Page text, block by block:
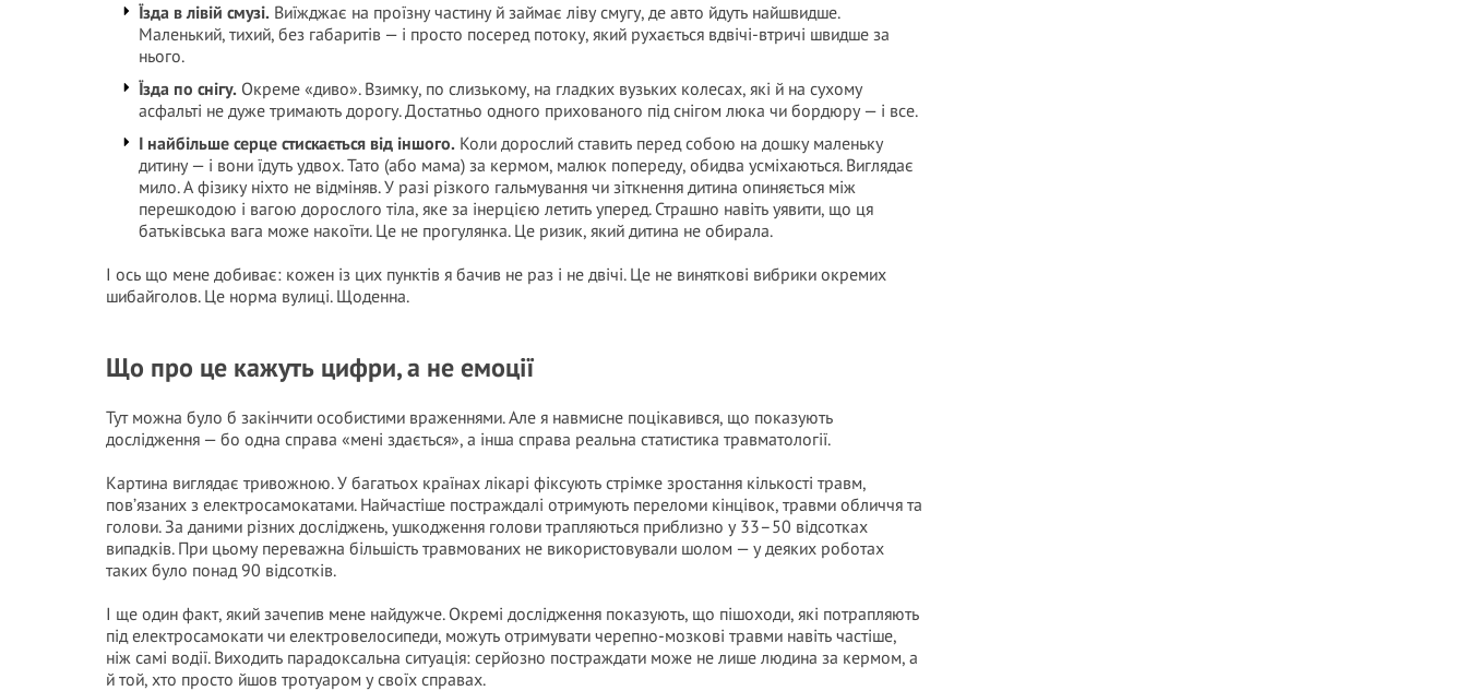
Їзда в лівій смузі. Виїжджає на проїзну частину й займає ліву смугу, де авто йдуть найшвидше.
Маленький, тихий, без габаритів — і просто посеред потоку, який рухається вдвічі-втричі швидше за
нього.
Їзда по снігу. Окреме «диво». Взимку, по слизькому, на гладких вузьких колесах, які й на сухому
асфальті не дуже тримають дорогу. Достатньо одного прихованого під снігом люка чи бордюру — і все.
І найбільше серце стискається від іншого. Коли дорослий ставить перед собою на дошку маленьку
дитину — і вони їдуть удвох. Тато (або мама) за кермом, малюк попереду, обидва усміхаються. Виглядає
мило. А фізику ніхто не відміняв. У разі різкого гальмування чи зіткнення дитина опиняється між
перешкодою і вагою дорослого тіла, яке за інерцією летить уперед. Страшно навіть уявити, що ця
батьківська вага може накоїти. Це не прогулянка. Це ризик, який дитина не обирала.
І ось що мене добиває: кожен із цих пунктів я бачив не раз і не двічі. Це не виняткові вибрики окремих
шибайголов. Це норма вулиці. Щоденна.
Що про це кажуть цифри, а не емоції
Тут можна було б закінчити особистими враженнями. Але я навмисне поцікавився, що показують
дослідження — бо одна справа «мені здається», а інша справа реальна статистика травматології.
Картина виглядає тривожною. У багатьох країнах лікарі фіксують стрімке зростання кількості травм,
пов’язаних з електросамокатами. Найчастіше постраждалі отримують переломи кінцівок, травми обличчя та
голови. За даними різних досліджень, ушкодження голови трапляються приблизно у 33–50 відсотках
випадків. При цьому переважна більшість травмованих не використовували шолом — у деяких роботах
таких було понад 90 відсотків.
І ще один факт, який зачепив мене найдужче. Окремі дослідження показують, що пішоходи, які потрапляють
під електросамокати чи електровелосипеди, можуть отримувати черепно-мозкові травми навіть частіше,
ніж самі водії. Виходить парадоксальна ситуація: серйозно постраждати може не лише людина за кермом, а
й той, хто просто йшов тротуаром у своїх справах.